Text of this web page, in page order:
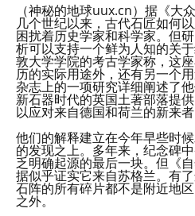
（神秘的地球uux.cn）据《大
几个世纪以来，古代石匠如何
困扰着历史学家和科学家。但
析可以支持一个鲜为人知的关
敦大学学院的考古学家称，这
历的实际用途外，还有另一个
杂志上的一项研究详细阐述了
新石器时代的英国土著部落提
以应对来自德国和荷兰的新来者
他们的解释建立在今年早些时
的发现之上。多年来，纪念碑
乏明确起源的最后一块。但《
据似乎证实它来自苏格兰。有
石阵的所有碎片都不是附近地
之外。